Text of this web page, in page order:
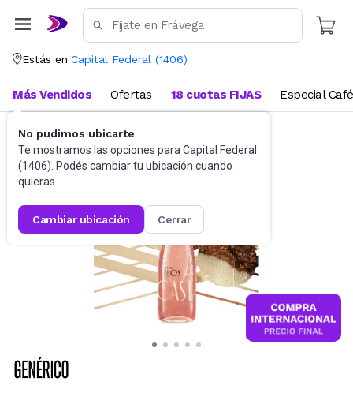
Estás en Capital Federal (1406)
No pudimos ubicarte
Te mostramos las opciones para Capital Federal
(1406). Podés cambiar tu ubicación cuando
quieras.
cambiar ubicación cerrar
Más Vendidos Ofertas 18 cuotas FIJAS Especial Café
Perfumes Perfumes para mujer